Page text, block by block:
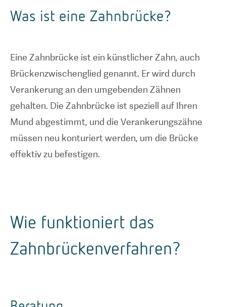
Was ist eine Zahnbrücke?
Eine Zahnbrücke ist ein künstlicher Zahn, auch
Brückenzwischenglied genannt. Er wird durch
Verankerung an den umgebenden Zähnen
gehalten. Die Zahnbrücke ist speziell auf Ihren
Mund abgestimmt, und die Verankerungszähne
müssen neu konturiert werden, um die Brücke
effektiv zu befestigen.
Wie funktioniert das
Zahnbrückenverfahren?